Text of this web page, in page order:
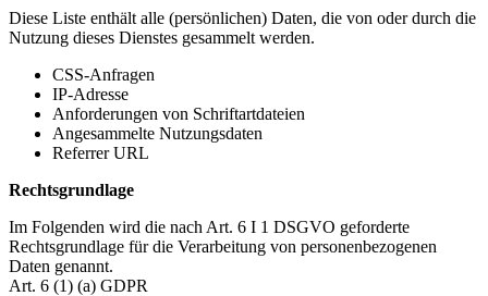
Diese Liste enthält alle (persönlichen) Daten, die von oder durch die
Nutzung dieses Dienstes gesammelt werden.
CSS-Anfragen
IP-Adresse
Anforderungen von Schriftartdateien
Angesammelte Nutzungsdaten
Referrer URL
Rechtsgrundlage
Im Folgenden wird die nach Art. 6 I 1 DSGVO geforderte
Rechtsgrundlage für die Verarbeitung von personenbezogenen
Daten genannt.
Art. 6 (1) (a) GDPR